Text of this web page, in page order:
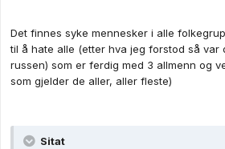
Det finnes syke mennesker i alle
til å hate alle (etter hva jeg forstod så var
russen) som er ferdig med 3 allmenn og
som gjelder de aller, aller fleste)
Sitat